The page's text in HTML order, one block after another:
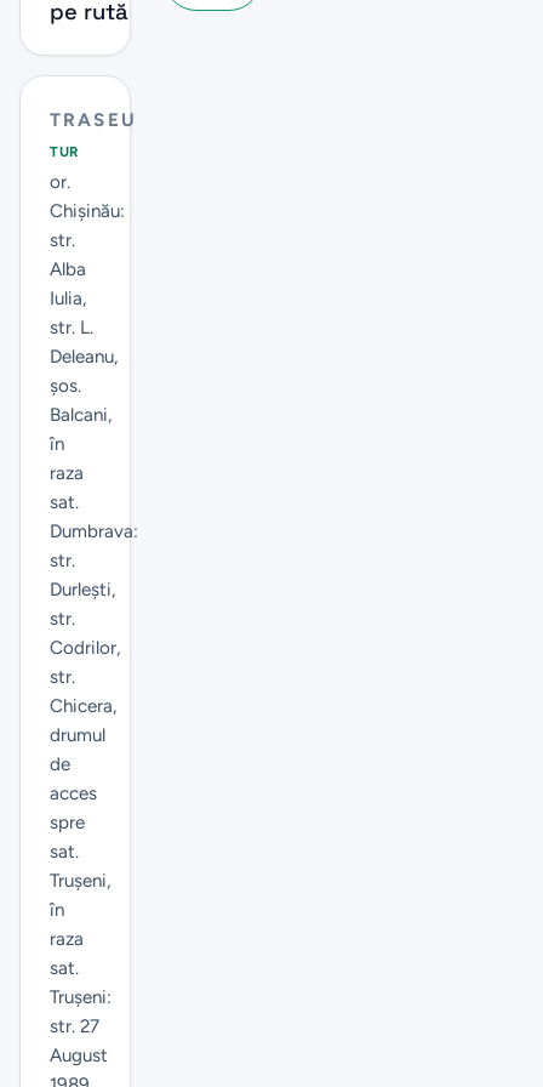
pe rută
TRASEU
TUR
or.
Chișinău:
str.
Alba
Iulia,
str. L.
Deleanu,
șos.
Balcani,
în
raza
sat.
Dumbrava:
str.
Durlești,
str.
Codrilor,
str.
Chicera,
drumul
de
acces
spre
sat.
Trușeni,
în
raza
sat.
Trușeni:
str. 27
August